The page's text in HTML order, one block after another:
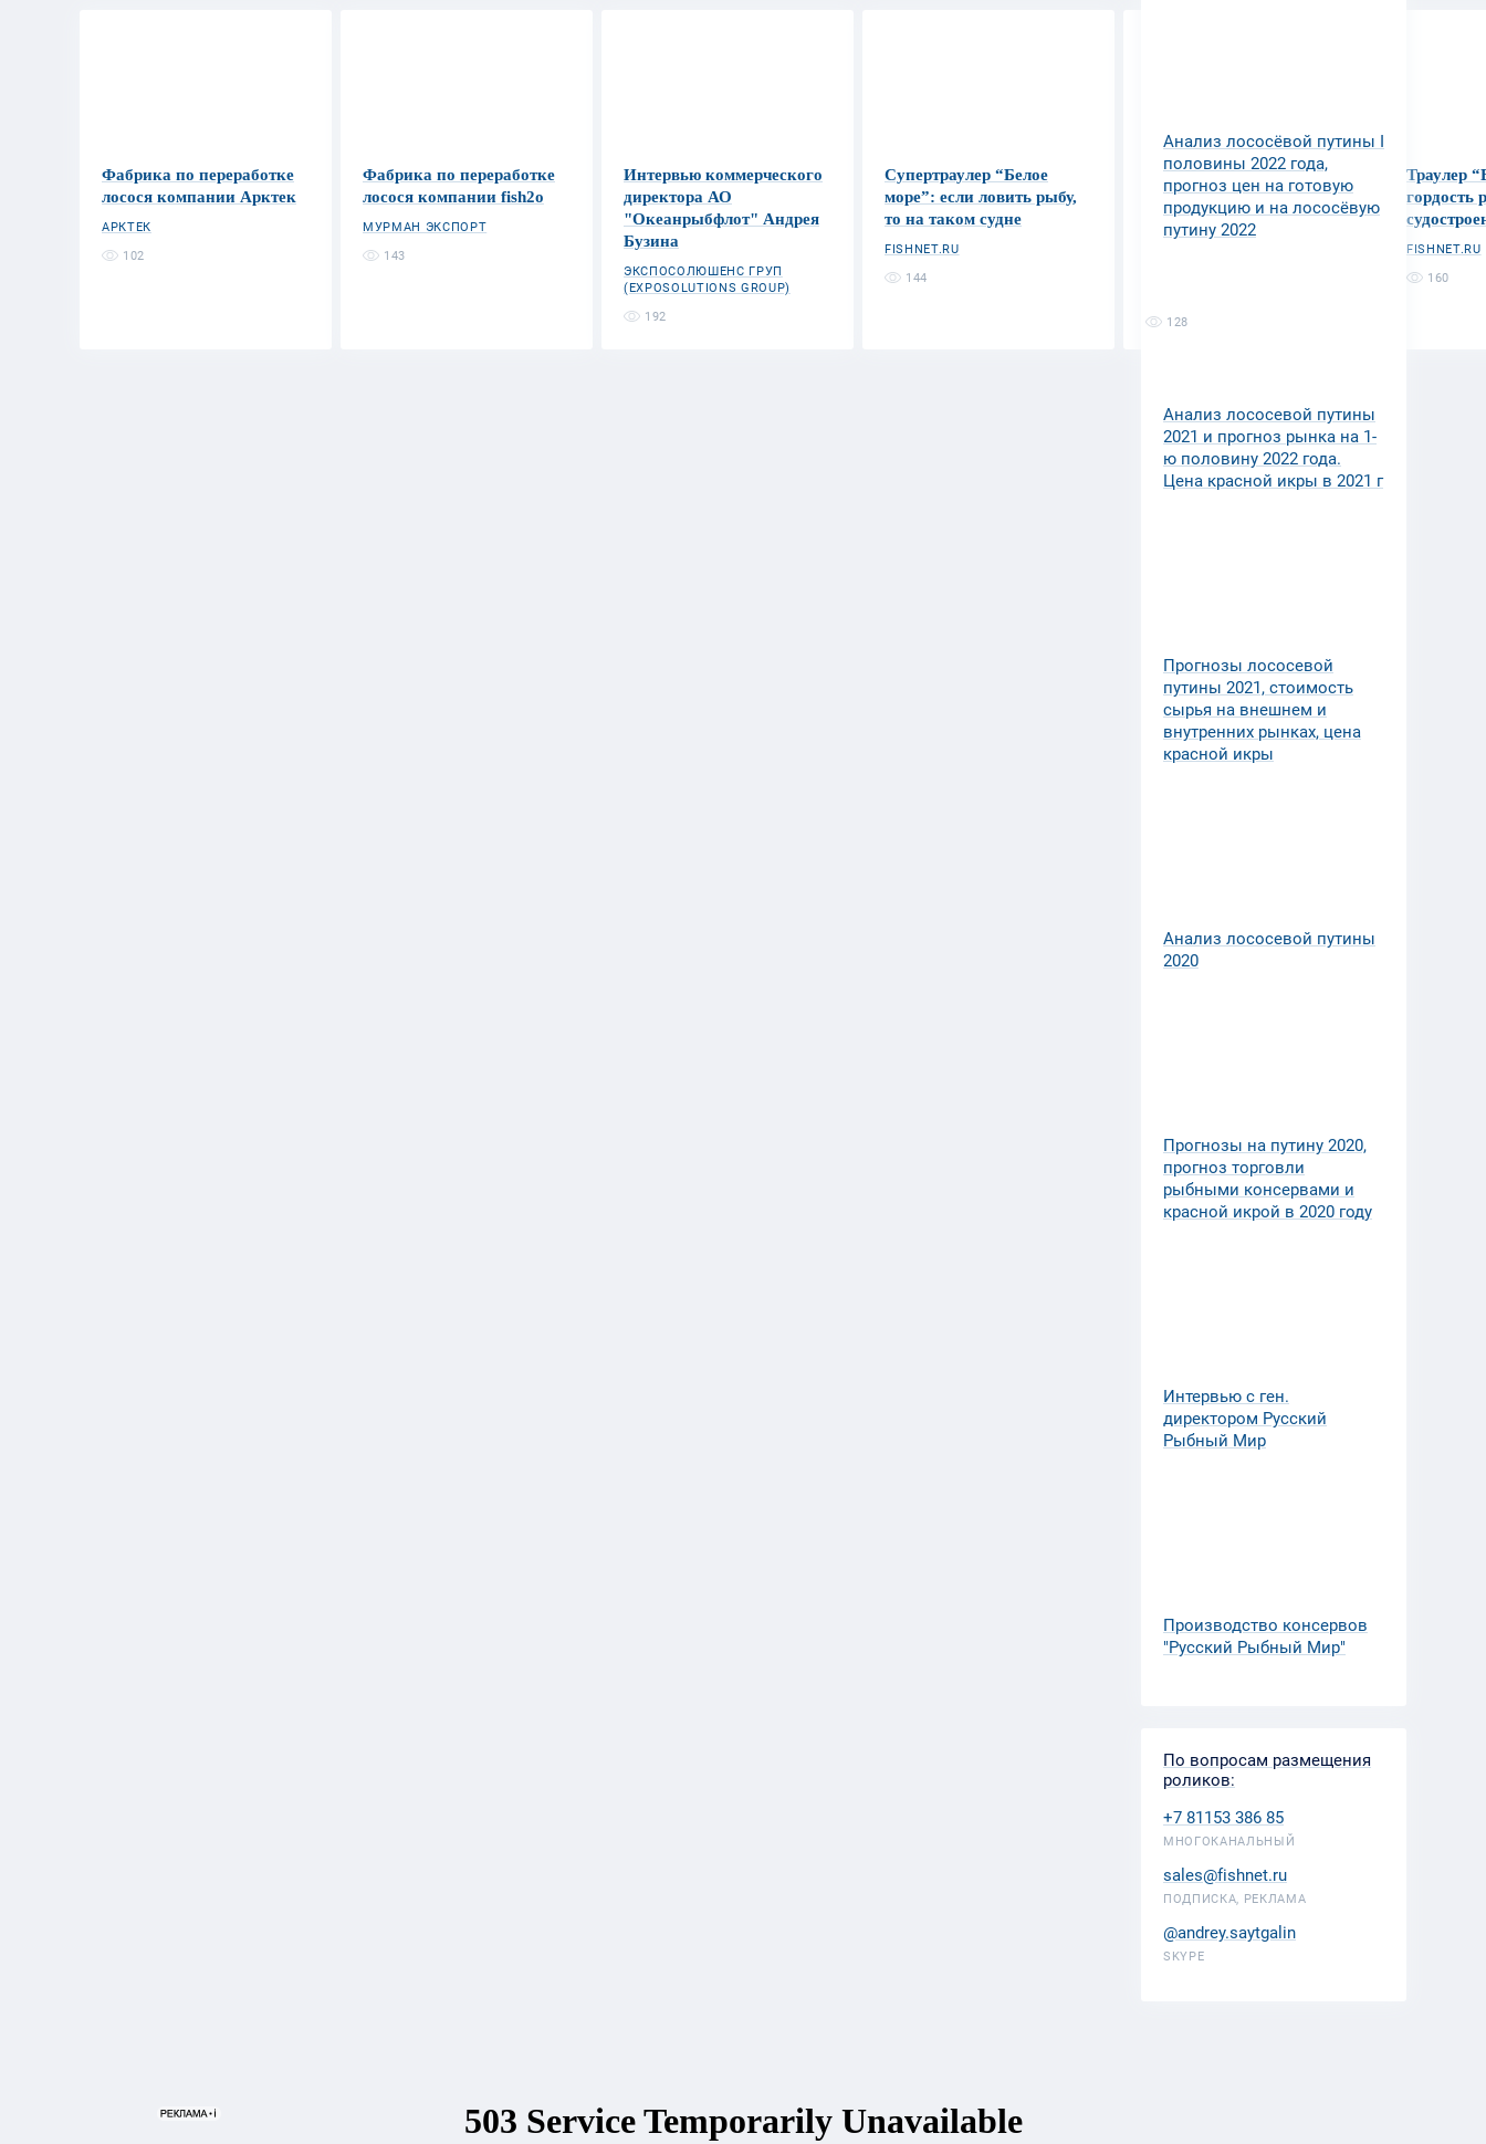
Фабрика по переработке
лосося компании Арктек
АРКТЕК
102
Фабрика по переработке
лосося компании fish2o
МУРМАН ЭКСПОРТ
143
Интервью коммерческого
директора АО
"Океанрыбфлот" Андрея
Бузина
ЭКСПОСОЛЮШЕНС ГРУП
(EXPOSOLUTIONS GROUP)
192
Супертраулер “Белое
море”: если ловить рыбу,
то на таком судне
FISHNET.RU
144
Глава Росрыболовства
доложил Президенту о
результатах работы
рыбохозяйственного
128
Траулер
гордость
FISHNET.RU
160
Анализ лососёвой путины I
половины 2022 года,
прогноз цен на готовую
продукцию и на лососёвую
путину 2022
Анализ лососевой путины
2021 и прогноз рынка на 1-
ю половину 2022 года.
Цена красной икры в 2021 г
Прогнозы лососевой
путины 2021, стоимость
сырья на внешнем и
внутренних рынках, цена
красной икры
Анализ лососевой путины
2020
Прогнозы на путину 2020,
прогноз торговли
рыбными консервами и
красной икрой в 2020 году
Интервью с ген.
директором Русский
Рыбный Мир
Производство консервов
"Русский Рыбный Мир"
По вопросам размещения
роликов:
+7 81153 386 85
МНОГОКАНАЛЬНЫЙ
sales@fishnet.ru
ПОДПИСКА, РЕКЛАМА
@andrey.saytgalin
SKYPE